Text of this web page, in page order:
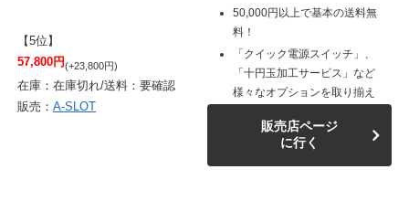
【5位】
57,800円(+23,800円)
在庫：在庫切れ/送料：要確認
販売： A-SLOT
50,000円以上で基本の送料無
料！
「クイック電源スイッチ」、
「十円玉加工サービス」など
様々なオプションを取り揃え
販売店ページ
に行く